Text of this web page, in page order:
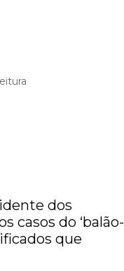
dos
casos do ‘balão-
que